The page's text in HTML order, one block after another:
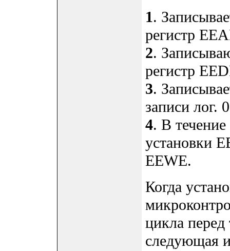
1.
регистр
2.
регистр
3.
записи лог.
4. В
установки
EEWE.
Когда
цикла
следующая